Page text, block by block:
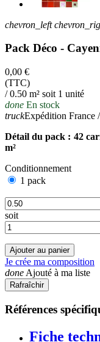
chevron_left
Pack Déco -
0,00 €
(TTC)
/ 0.50 m² soit 1 unité
done En stock
truckExpédition France
Détail du pack : 42
m²
Conditionnement
1 pack
soit
Ajouter au panier
Je crée ma composition
done Ajouté à ma liste
Références
Fiche